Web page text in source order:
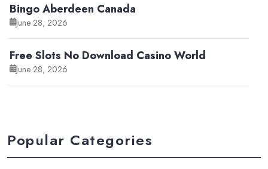
Bingo Aberdeen Canada
June 28, 2026
Free Slots No Download Casino World
June 28, 2026
Popular Categories